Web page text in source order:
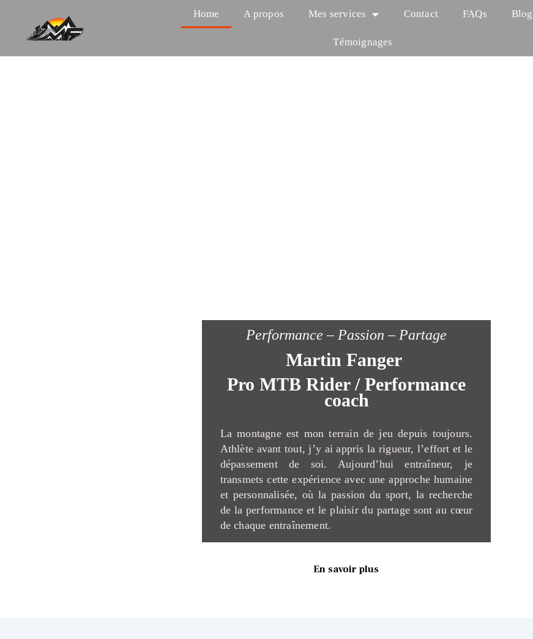
Home A propos Mes services Contact FAQs Blog
Témoignages
Performance – Passion – Partage
Martin Fanger
Pro MTB Rider / Performance
coach
La montagne est mon terrain de jeu depuis toujours.
Athlète avant tout, j’y ai appris la rigueur, l’effort et le
dépassement de soi. Aujourd’hui entraîneur, je
transmets cette expérience avec une approche humaine
et personnalisée, où la passion du sport, la recherche
de la performance et le plaisir du partage sont au cœur
de chaque entraînement.
En savoir plus